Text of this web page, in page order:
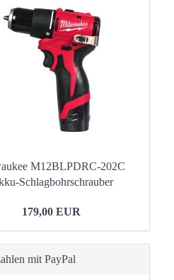
M12BLPDRC-202C
Schlagbohrschrauber
179,00 EUR
mit PayPal